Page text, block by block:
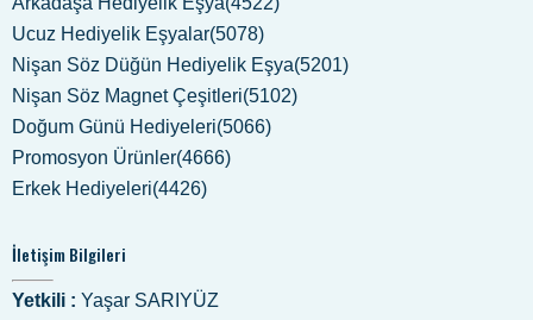
Ucuz Hediyelik Eşyalar(5078)
Nişan Söz Düğün Hediyelik Eşya(5201)
Nişan Söz Magnet Çeşitleri(5102)
Doğum Günü Hediyeleri(5066)
Promosyon Ürünler(4666)
Erkek Hediyeleri(4426)
İletişim Bilgileri
Yetkili : Yaşar SARIYÜZ